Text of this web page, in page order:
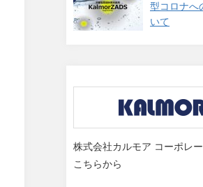
型コロナへ
いて
株式会社カルモア コーポレ
こちらから